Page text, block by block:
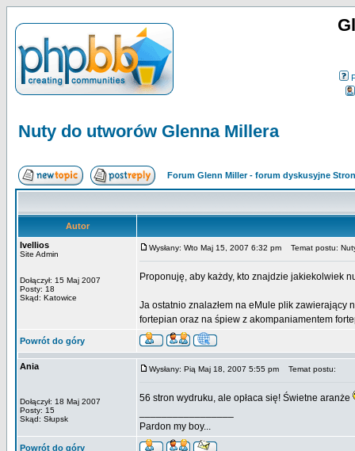
Nuty do utworów Glenna Millera
Forum Glenn Miller - forum dyskusyjne
Autor
Ivellios
Site Admin
Dołączył: 15 Maj 2007
Posty: 18
Skąd: Katowice
Wysłany: Wto Maj 15, 2007 6:32 pm Temat postu:
Proponuję, aby każdy, kto znajdzie jakiekolwiek
Ja ostatnio znalazłem na eMule plik zawierający
fortepian oraz na śpiew z akompaniamentem
Powrót do góry
Ania
Dołączył: 18 Maj 2007
Posty: 15
Skąd: Słupsk
Wysłany: Pią Maj 18, 2007 5:55 pm Temat postu:
56 stron wydruku, ale opłaca się! Świetne aranże
Pardon my boy...
Powrót do góry